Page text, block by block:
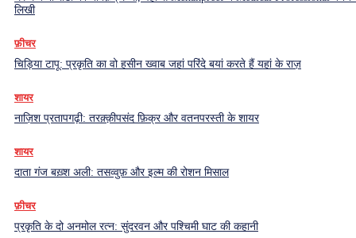
लिखी
फ़ीचर
चिड़िया टापू: प्रकृति का वो हसीन ख्वाब जहां परिंदे बयां करते हैं यहां के राज़
शायर
नाज़िश प्रतापगढ़ी: तरक़्क़ीपसंद फ़िक्र और वतनपरस्ती के शायर
शायर
दाता गंज बख़्श अली: तसव्वुफ़ और इल्म की रोशन मिसाल
फ़ीचर
प्रकृति के दो अनमोल रत्न: सुंदरवन और पश्चिमी घाट की कहानी